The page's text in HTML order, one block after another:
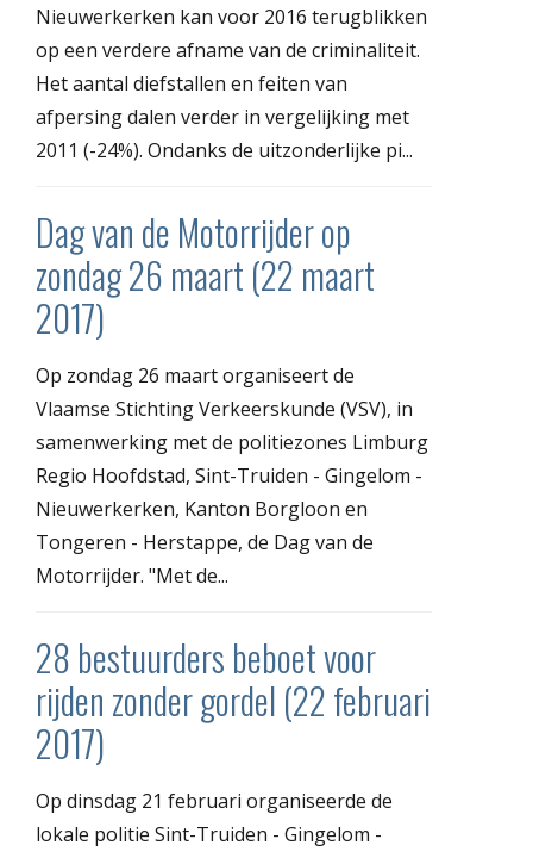
Nieuwerkerken kan voor 2016 terugblikken
op een verdere afname van de criminaliteit.
Het aantal diefstallen en feiten van
afpersing dalen verder in vergelijking met
2011 (-24%). Ondanks de uitzonderlijke pi...
Dag van de Motorrijder op
zondag 26 maart (22 maart
2017)
Op zondag 26 maart organiseert de
Vlaamse Stichting Verkeerskunde (VSV), in
samenwerking met de politiezones Limburg
Regio Hoofdstad, Sint-Truiden - Gingelom -
Nieuwerkerken, Kanton Borgloon en
Tongeren - Herstappe, de Dag van de
Motorrijder. "Met de...
28 bestuurders beboet voor
rijden zonder gordel (22 februari
2017)
Op dinsdag 21 februari organiseerde de
lokale politie Sint-Truiden - Gingelom -